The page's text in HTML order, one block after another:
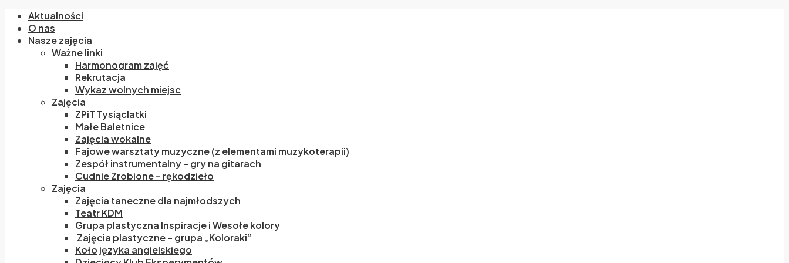
Aktualności
O nas
Nasze zajęcia
Ważne linki
Harmonogram zajęć
Rekrutacja
Wykaz wolnych miejsc
Zajęcia
ZPiT Tysiąclatki
Małe Baletnice
Zajęcia wokalne
Fajowe warsztaty muzyczne (z elementami muzykoterapii)
Zespół instrumentalny – gry na gitarach
Cudnie Zrobione – rękodzieło
Zajęcia
Zajęcia taneczne dla najmłodszych
Teatr KDM
Grupa plastyczna Inspiracje i Wesołe kolory
Zajęcia plastyczne – grupa „Koloraki”
Koło języka angielskiego